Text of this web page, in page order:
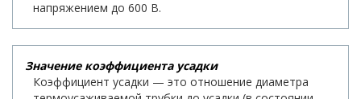
напряжением до 600 В.
Значение коэффициента усадки
Коэффициент усадки — это отношение диаметра